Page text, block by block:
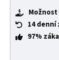
14 denní
97%